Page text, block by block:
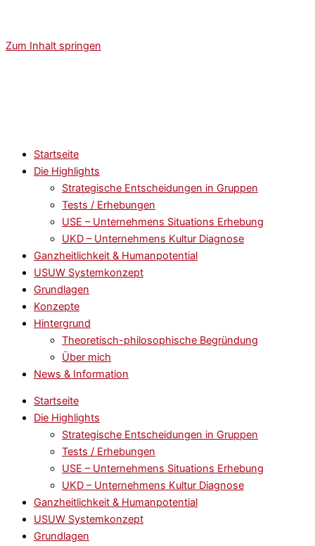
Zum Inhalt springen
Startseite
Die Highlights
Strategische Entscheidungen in Gruppen
Tests / Erhebungen
USE – Unternehmens Situations Erhebung
UKD – Unternehmens Kultur Diagnose
Ganzheitlichkeit & Humanpotential
USUW Systemkonzept
Grundlagen
Konzepte
Hintergrund
Theoretisch-philosophische Begründung
Über mich
News & Information
Startseite
Die Highlights
Strategische Entscheidungen in Gruppen
Tests / Erhebungen
USE – Unternehmens Situations Erhebung
UKD – Unternehmens Kultur Diagnose
Ganzheitlichkeit & Humanpotential
USUW Systemkonzept
Grundlagen